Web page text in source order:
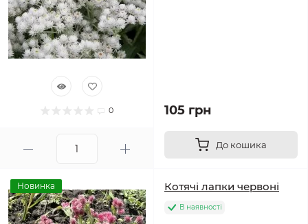
0 105 грн
До кошика
Новинка Котячі лапки червоні
В наявності